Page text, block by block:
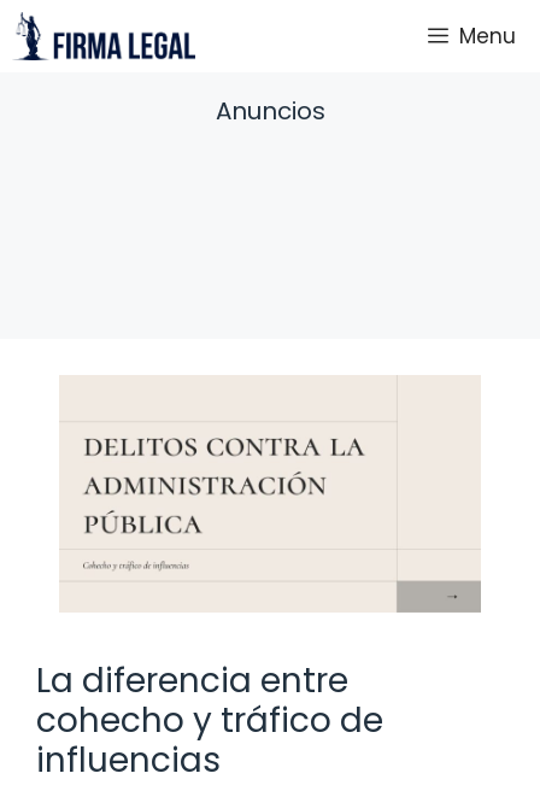
Saltar
al
Menu
Anuncios
La diferencia entre
cohecho y tráfico de
influencias